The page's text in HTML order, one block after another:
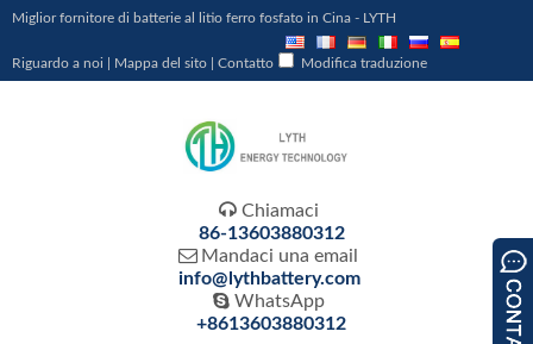
Miglior fornitore di batterie al litio ferro fosfato in Cina - LYTH
Riguardo a noi Mappa del sito Contatto Modifica traduzione
 Chiamaci
86-13603880312
 Mandaci una email
info@lythbattery.com
 WhatsApp
+8613603880312